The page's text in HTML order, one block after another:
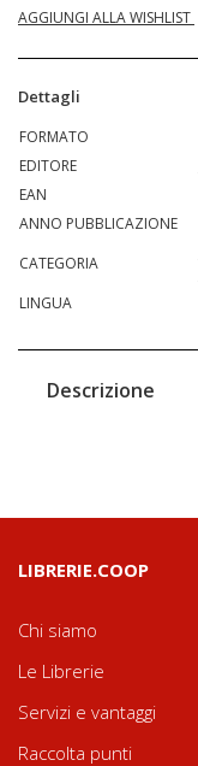
AGGIUNGI ALLA WISHLIST
Dettagli
FORMATO
EDITORE
EAN
ANNO PUBBLICAZIONE
CATEGORIA
LINGUA
Descrizione
LIBRERIE.COOP
Chi siamo
Le Librerie
Servizi e vantaggi
Raccolta punti